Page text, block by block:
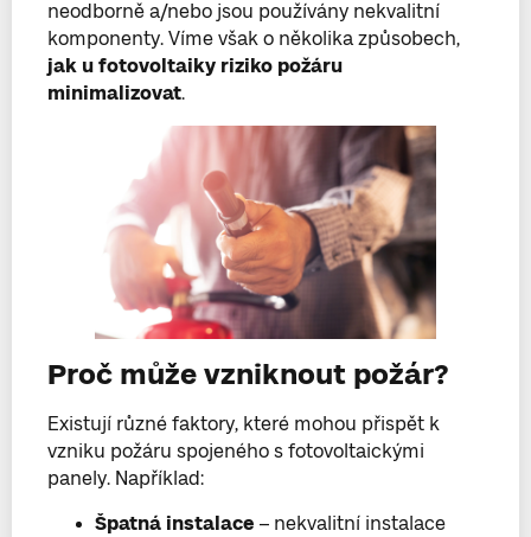
neodborně a/nebo jsou používány nekvalitní
komponenty. Víme však o několika způsobech,
jak u fotovoltaiky riziko požáru
minimalizovat.
Proč může vzniknout požár?
Existují různé faktory, které mohou přispět k
vzniku požáru spojeného s fotovoltaickými
panely. Například:
Špatná instalace – nekvalitní instalace